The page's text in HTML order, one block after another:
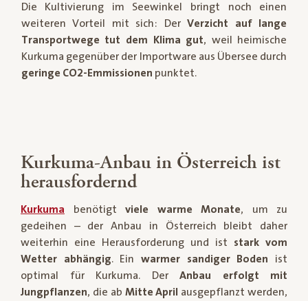
Die Kultivierung im Seewinkel bringt noch einen
weiteren Vorteil mit sich: DerVerzicht auf lange
Transportwege tut dem Klima gut, weil heimische
Kurkuma gegenüber der Importware aus Übersee durch
geringe CO2-Emmissionen punktet.
Kurkuma-Anbau in Österreich ist
herausfordernd
Kurkuma benötigt viele warme Monate, um zu
gedeihen – der Anbau in Österreich bleibt daher
weiterhin eine Herausforderung und ist stark vom
Wetter abhängig. Einwarmer sandiger Boden ist
optimal für Kurkuma. Der Anbau erfolgt mit
Jungpflanzen, die ab Mitte April ausgepflanzt werden,